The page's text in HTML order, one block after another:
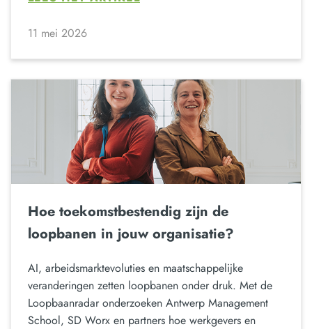
11 mei 2026
Hoe toekomstbestendig zijn de
loopbanen in jouw organisatie?
AI, arbeidsmarktevoluties en maatschappelijke
veranderingen zetten loopbanen onder druk. Met de
Loopbaanradar onderzoeken Antwerp Management
School, SD Worx en partners hoe werkgevers en